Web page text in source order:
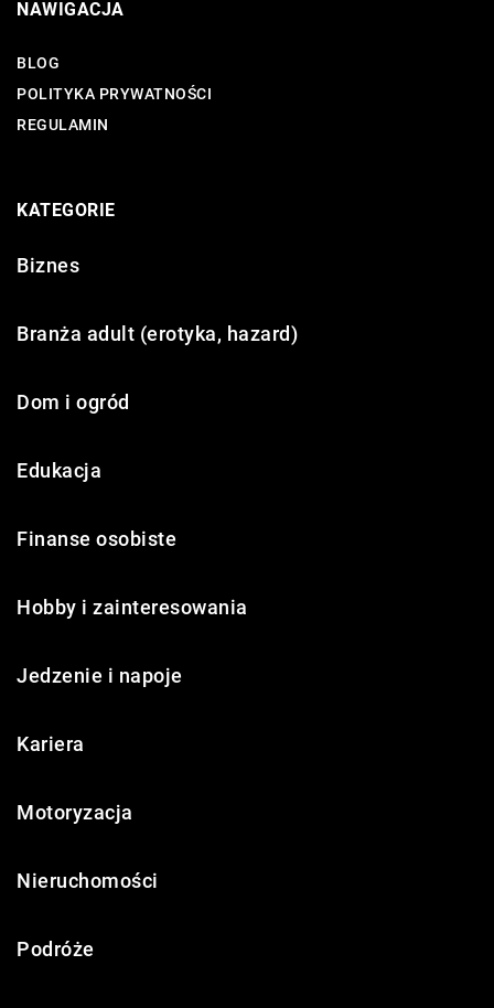
NAWIGACJA
BLOG
POLITYKA PRYWATNOŚCI
REGULAMIN
KATEGORIE
Biznes
Branża adult (erotyka, hazard)
Dom i ogród
Edukacja
Finanse osobiste
Hobby i zainteresowania
Jedzenie i napoje
Kariera
Motoryzacja
Nieruchomości
Podróże